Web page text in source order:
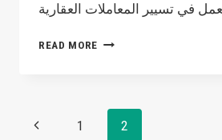
READ MORE الشهيد
Page
Previous
1 2